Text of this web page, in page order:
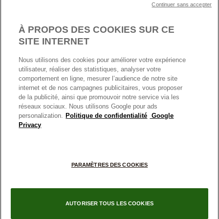
Politique des cookies
Politique de confidentialité
Conditions générales de vente
Conditions générales de vente Click & Collect
Plateforme ODR
Information sur le fabricant et l'importateur
Index égalité Femme/Homme
FRANCE
France
© TOUS DROITS RESERVES. 2026 Pandora
À PROPOS DES COOKIES SUR CE
SITE INTERNET
Nous utilisons des cookies pour améliorer votre expérience
utilisateur, réaliser des statistiques, analyser votre
comportement en ligne, mesurer l’audience de notre site
internet et de nos campagnes publicitaires, vous proposer
de la publicité, ainsi que promouvoir notre service via les
réseaux sociaux. Nous utilisons Google pour ads
personalization. Politique de confidentialité Google
Privacy
PARAMÈTRES DES COOKIES
AUTORISER TOUS LES COOKIES
Continuer sans accepter